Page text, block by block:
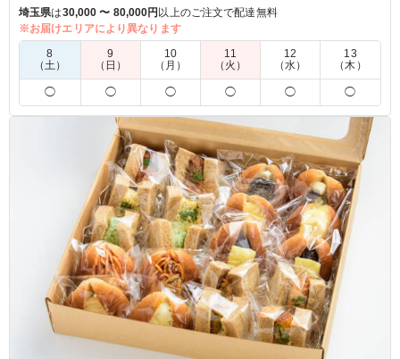
※8種野菜は季節により変更する場合がございます。
5.0
今回頼んだお弁当で1番人気でした。 レンジで温めると牛
肉の旨みや香りがより高まりました。サラダは別で温める
と良いと思います。サラダのドレッシングもおしゃれなカ
フェ系の仕上がりで大満足です。
ご利用シーン：会食・接待›会食
千葉県船橋市夏見台2026/01/07
埼玉県は30,000 〜 80,000円 以上のご注文で配達無料
※お届けエリアにより異なります
8
（土）
9
（日）
10
（月）
11
（火）
12
（水）
13
（木）
◯ ◯ ◯ ◯ ◯ ◯